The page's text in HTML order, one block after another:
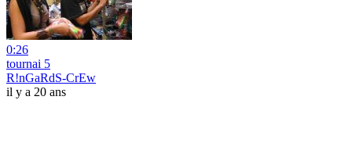
0:26
tournai 5
R!nGaRdS-CrEw
il y a 20 ans